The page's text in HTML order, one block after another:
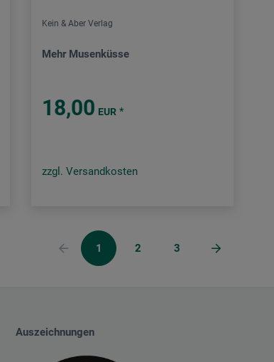
Kein & Aber Verlag
Mehr Musenküsse
18,00 EUR *
zzgl. Versandkosten
1 2 3
Auszeichnungen